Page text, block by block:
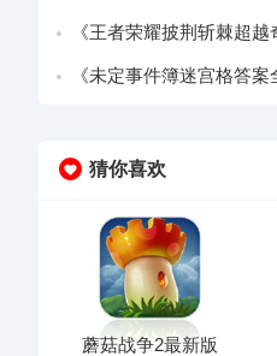
《王者荣耀披荆斩棘超越
《未定事件簿迷宫格答案
猜你喜欢
蘑菇战争2最新版